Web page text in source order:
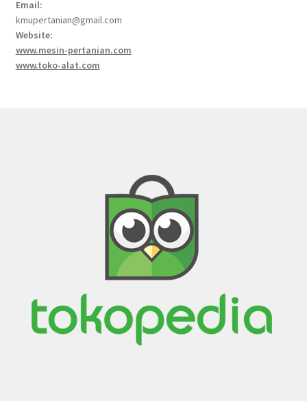
Email:
kmupertanian@gmail.com
Website:
www.mesin-pertanian.com
www.toko-alat.com